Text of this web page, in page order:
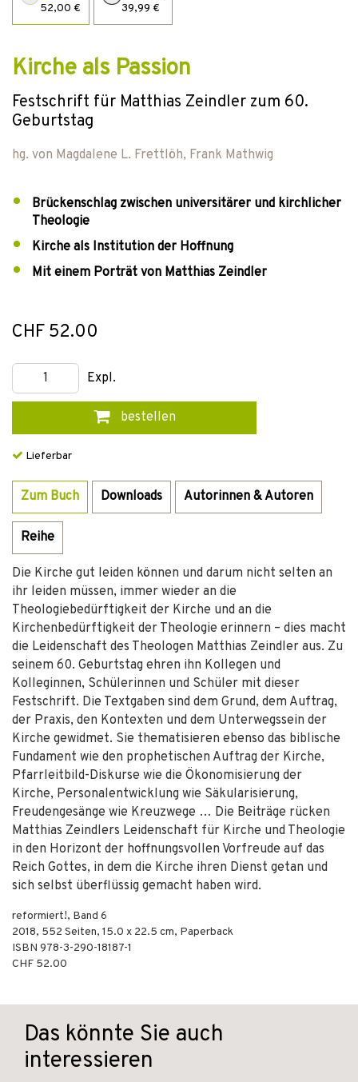
52,00 € 39,99 €
Kirche als Passion
Festschrift für Matthias Zeindler zum 60.
Geburtstag
hg. von Magdalene L. Frettlöh, Frank Mathwig
Brückenschlag zwischen universitärer und kirchlicher
Theologie
Kirche als Institution der Hoffnung
Mit einem Porträt von Matthias Zeindler
CHF 52.00
Expl.
bestellen
Lieferbar
Zum Buch Downloads Autorinnen & Autoren
Reihe
Die Kirche gut leiden können und darum nicht selten an
ihr leiden müssen, immer wieder an die
Theologiebedürftigkeit der Kirche und an die
Kirchenbedürftigkeit der Theologie erinnern – dies macht
die Leidenschaft des Theologen Matthias Zeindler aus. Zu
seinem 60. Geburtstag ehren ihn Kollegen und
Kolleginnen, Schülerinnen und Schüler mit dieser
Festschrift. Die Textgaben sind dem Grund, dem Auftrag,
der Praxis, den Kontexten und dem Unterwegssein der
Kirche gewidmet. Sie thematisieren ebenso das biblische
Fundament wie den prophetischen Auftrag der Kirche,
Pfarrleitbild-Diskurse wie die Ökonomisierung der
Kirche, Personalentwicklung wie Säkularisierung,
Freudengesänge wie Kreuzwege … Die Beiträge rücken
Matthias Zeindlers Leidenschaft für Kirche und Theologie
in den Horizont der hoffnungsvollen Vorfreude auf das
Reich Gottes, in dem die Kirche ihren Dienst getan und
sich selbst überflüssig gemacht haben wird.
reformiert!, Band 6
2018, 552 Seiten, 15.0 x 22.5 cm, Paperback
ISBN 978-3-290-18187-1
CHF 52.00
Das könnte Sie auch
interessieren